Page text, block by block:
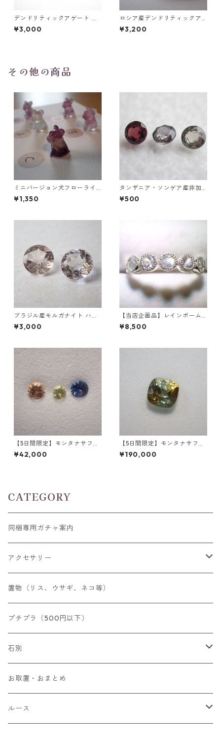
デンドリティックアゲート ル
ース 5.2ct 20.2mm*14.2mm
*1.7mm
¥3,000
ロシア産デンドリティックア
ゲート ラウンドスライスルー
ス 52.3ct 27.5mm*39.8mm*
¥3,200
その他の商品
ミニバージョン犬フローライ
ト彫刻 3g前後 高さ16mm前後
¥1,350
タンザニア・ソンゲア産非加
熱サファイア ラウンドカット
ルース 0.1ct前後 3mm前後
¥500
ブラジル産モルガナイト ハー
トカット(5mm)/ラウンドカッ
トルース(6mm)
¥3,000
【当店企画品】レインボーム
ーンストーン(ホワイトラブラ
ドライト)5石 SV925/ロジウム
¥8,500
【5日間限定】モンタナサファ
イア 3石セット 合計0.2ct 2.5
mm(最大)
¥42,000
【5日間限定】モンタナサファ
イア(非加熱) クッションカッ
ト 0.74ct 4.7mm*3.8mm パ
¥190,000
CATEGORY
同梱専用ガチャ案内
アクセサリー
空枠
リング
ペンダントトップ
ブローチ
チャーム
置物（リス、ウサギ、ネコ等）
プチプラ（500円以下）
石別
アイオライト
アウイナイト
お取置・おまとめ
ルース